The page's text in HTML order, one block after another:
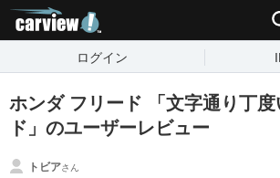
ログイン
ホンダ フリード 「文字通り丁度
ド」のユーザーレビュー
トビアさん